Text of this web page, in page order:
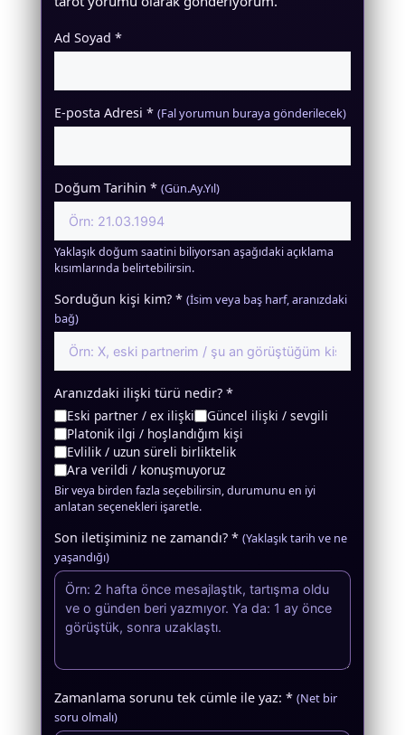
Ad Soyad *
E-posta Adresi * (Fal yorumun buraya gönderilecek)
Doğum Tarihin * (Gün.Ay.Yıl)
Yaklaşık doğum saatini biliyorsan aşağıdaki açıklama
kısımlarında belirtebilirsin.
Sorduğun kişi kim? * (İsim veya baş harf, aranızdaki
bağ)
Aranızdaki ilişki türü nedir? *
Eski partner / ex ilişki
Güncel ilişki / sevgili
Platonik ilgi / hoşlandığım kişi
Evlilik / uzun süreli birliktelik
Ara verildi / konuşmuyoruz
Bir veya birden fazla seçebilirsin, durumunu en iyi
anlatan seçenekleri işaretle.
Son iletişiminiz ne zamandı? * (Yaklaşık tarih ve ne
yaşandığı)
Zamanlama sorunu tek cümle ile yaz: * (Net bir
soru olmalı)